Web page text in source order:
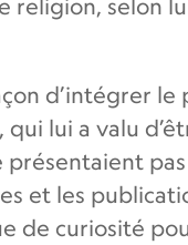
religion, selon
d’intégrer
lui a valu
et les
de curiosité